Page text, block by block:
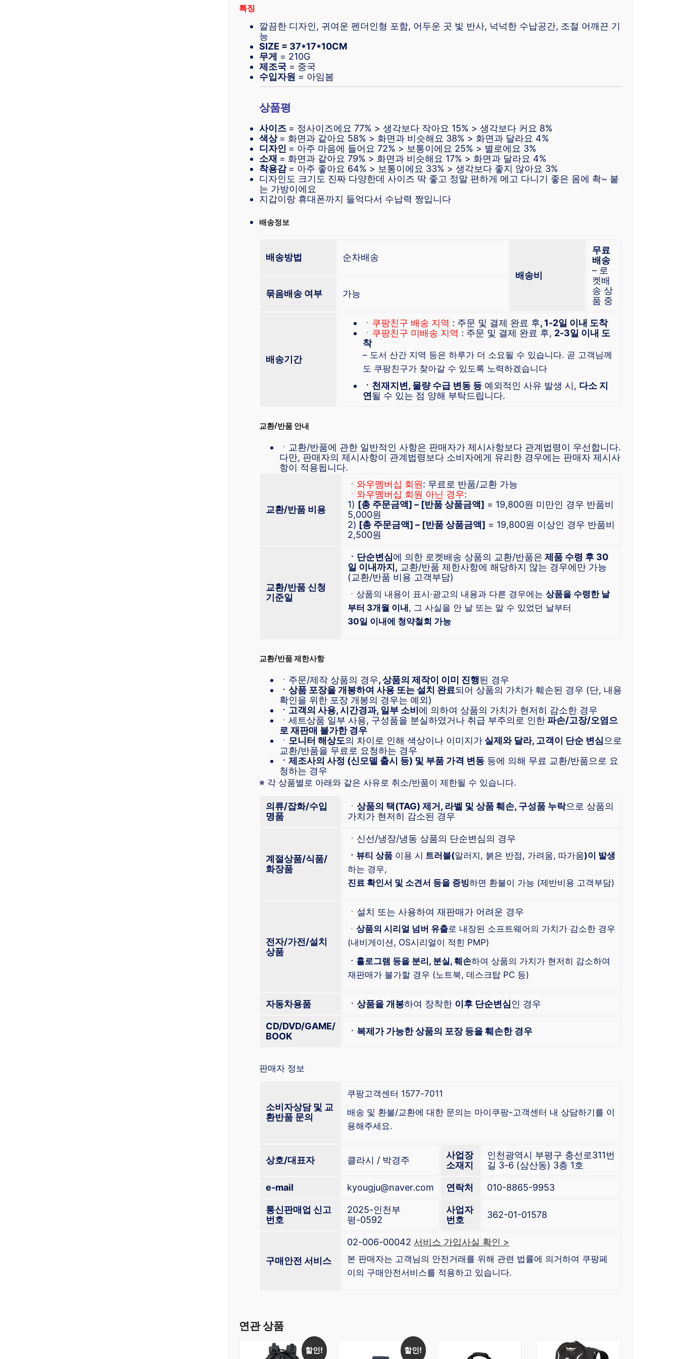
특징
깔끔한 디자인, 귀여운 펜더인형 포함, 어두운 곳 빛 반사, 넉넉한 수납공간, 조절 어깨끈 기
능
SIZE = 37*17*10CM
무게 = 210G
제조국 = 중국
수입자원 = 아임봄
상품평
사이즈 = 정사이즈에요 77% > 생각보다 작아요 15% > 생각보다 커요 8%
색상 = 화면과 같아요 58% > 화면과 비슷해요 38% > 화면과 달라요 4%
디자인 = 아주 마음에 들어요 72% > 보통이에요 25% > 별로에요 3%
소재 = 화면과 같아요 79% > 화면과 비슷해요 17% > 화면과 달라요 4%
착용감 = 아주 좋아요 64% > 보통이에요 33% > 생각보다 좋지 않아요 3%
디자인도 크기도 진짜 다양한데 사이즈 딱 좋고 정말 편하게 메고 다니기 좋은 몸에 촥~ 붙
는 가방이에요
지갑이랑 휴대폰까지 들억다서 수납력 짱입니다
배송정보
배송방법
순차배송
배송비
무료
배송
– 로
켓배
송 상
품 중
묶음배송 여부 가능
배송기간
ㆍ 쿠팡친구 배송 지역 : 주문 및 결제 완료 후, 1-2일 이내 도착
ㆍ쿠팡친구 미배송 지역 : 주문 및 결제 완료 후, 2-3일 이내 도
착
– 도서 산간 지역 등은 하루가 더 소요될 수 있습니다. 곧 고객님께
도 쿠팡친구가 찾아갈 수 있도록 노력하겠습니다
ㆍ천재지변, 물량 수급 변동 등 예외적인 사유 발생 시, 다소 지
연될 수 있는 점 양해 부탁드립니다.
교환/반품 안내
ㆍ교환/반품에 관한 일반적인 사항은 판매자가 제시사항보다 관계법령이 우선합니다.
다만, 판매자의 제시사항이 관계법령보다 소비자에게 유리한 경우에는 판매자 제시사
항이 적용됩니다.
교환/반품 비용
ㆍ 와우멤버십 회원: 무료로 반품/교환 가능
ㆍ와우멤버십 회원 아닌 경우:
1) [총 주문금액] – [반품 상품금액] = 19,800원 미만인 경우 반품비
5,000원
2) [총 주문금액] – [반품 상품금액] = 19,800원 이상인 경우 반품비
2,500원
교환/반품 신청
기준일
ㆍ단순변심에 의한 로켓배송 상품의 교환/반품은 제품 수령 후 30
일 이내까지, 교환/반품 제한사항에 해당하지 않는 경우에만 가능
(교환/반품 비용 고객부담)
ㆍ상품의 내용이 표시·광고의 내용과 다른 경우에는 상품을 수령한 날
부터 3개월 이내, 그 사실을 안 날 또는 알 수 있었던 날부터
30일 이내에 청약철회 가능
교환/반품 제한사항
ㆍ주문/제작 상품의 경우, 상품의 제작이 이미 진행된 경우
ㆍ상품 포장을 개봉하여 사용 또는 설치 완료되어 상품의 가치가 훼손된 경우 (단, 내용
확인을 위한 포장 개봉의 경우는 예외)
ㆍ고객의 사용, 시간경과, 일부 소비에 의하여 상품의 가치가 현저히 감소한 경우
ㆍ세트상품 일부 사용, 구성품을 분실하였거나 취급 부주의로 인한 파손/고장/오염으
로 재판매 불가한 경우
ㆍ 모니터 해상도의 차이로 인해 색상이나 이미지가 실제와 달라, 고객이 단순 변심 으로
교환/반품을 무료로 요청하는 경우
ㆍ제조사의 사정 (신모델 출시 등) 및 부품 가격 변동 등에 의해 무료 교환/반품으로 요
청하는 경우
※ 각 상품별로 아래와 같은 사유로 취소/반품이 제한될 수 있습니다.
의류/잡화/수입
명품
ㆍ 상품의 택(TAG) 제거, 라벨 및 상품 훼손, 구성품 누락으로 상품의
가치가 현저히 감소된 경우
계절상품/식품/
화장품
ㆍ신선/냉장/냉동 상품의 단순변심의 경우
ㆍ뷰티 상품 이용 시 트러블(알러지, 붉은 반점, 가려움, 따가움)이 발생
하는 경우,
진료 확인서 및 소견서 등을 증빙하면 환불이 가능 (제반비용 고객부담)
전자/가전/설치
상품
ㆍ설치 또는 사용하여 재판매가 어려운 경우
ㆍ 상품의 시리얼 넘버 유출로 내장된 소프트웨어의 가치가 감소한 경우
(내비게이션, OS시리얼이 적힌 PMP)
ㆍ홀로그램 등을 분리, 분실, 훼손하여 상품의 가치가 현저히 감소하여
재판매가 불가할 경우 (노트북, 데스크탑 PC 등)
자동차용품 ㆍ상품을 개봉하여 장착한 이후 단순변심인 경우
CD/DVD/GAME/
BOOK
ㆍ복제가 가능한 상품의 포장 등을 훼손한 경우
판매자 정보
소비자상담 및 교
환반품 문의
쿠팡고객센터 1577-7011
배송 및 환불/교환에 대한 문의는 마이쿠팡-고객센터 내 상담하기를 이
용해주세요.
상호/대표자 클라시 / 박경주
사업장
소재지
인천광역시 부평구 충선로311번
길 3-6 (삼산동) 3층 1호
e-mail kyougju@naver.com 연락처 010-8865-9953
통신판매업 신고
번호
2025-인천부
평-0592
사업자
번호
362-01-01578
구매안전 서비스
02-006-00042 서비스 가입사실 확인 >
본 판매자는 고객님의 안전거래를 위해 관련 법률에 의거하여 쿠팡페
이의 구매안전서비스를 적용하고 있습니다.
연관 상품
할인! 할인!